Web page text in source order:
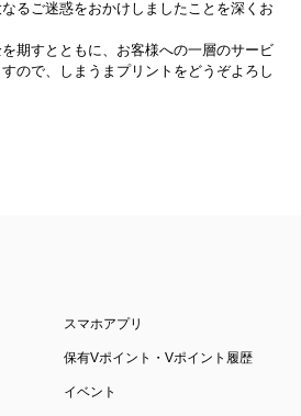
るご迷惑をおかけしましたことを深くお
期すとともに、お客様への一層のサービ
ので、しまうまプリントをどうぞよろし
スマホアプリ
保有Vポイント・Vポイント履歴
イベント